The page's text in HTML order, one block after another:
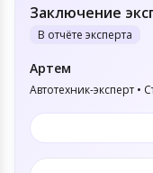
Заключение
В отчёте эксперта
Артем
Автотехник-эксперт •